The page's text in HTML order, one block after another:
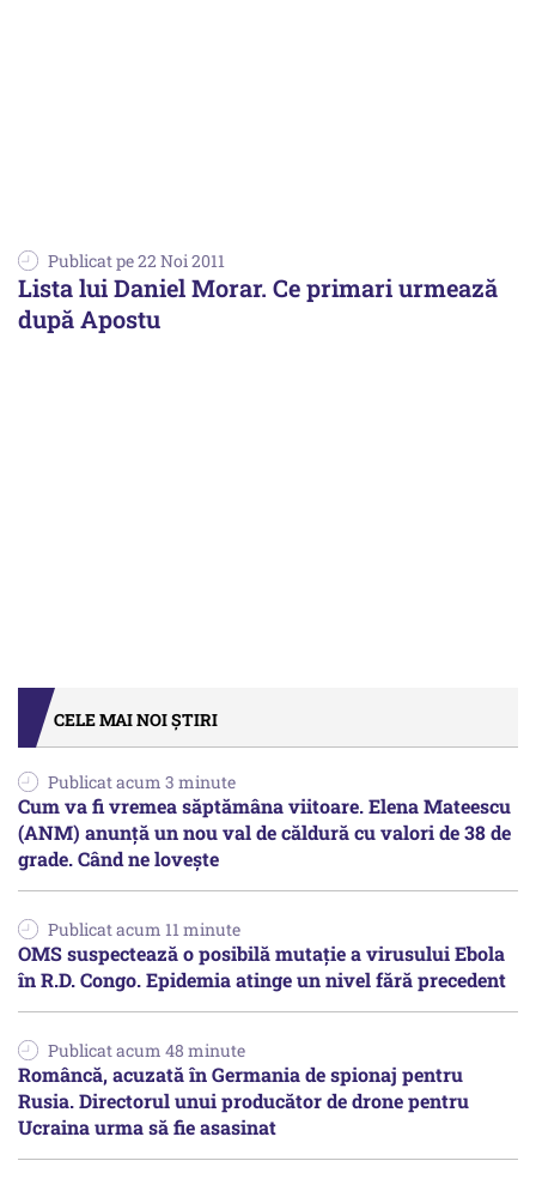
Publicat pe 22 Noi 2011
Lista lui Daniel Morar. Ce primari urmează
după Apostu
CELE MAI NOI ȘTIRI
Publicat acum 3 minute
Cum va fi vremea săptămâna viitoare. Elena Mateescu
(ANM) anunță un nou val de căldură cu valori de 38 de
grade. Când ne lovește
Publicat acum 11 minute
OMS suspectează o posibilă mutație a virusului Ebola
în R.D. Congo. Epidemia atinge un nivel fără precedent
Publicat acum 48 minute
Româncă, acuzată în Germania de spionaj pentru
Rusia. Directorul unui producător de drone pentru
Ucraina urma să fie asasinat